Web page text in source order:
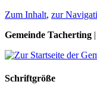
Zum Inhalt, zur
Gemeinde Tacherting
Schriftgröße